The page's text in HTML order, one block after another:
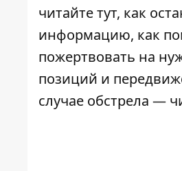
читайтетут, как
информацию, как
пожертвовать на
позиций и
случае обстрела —